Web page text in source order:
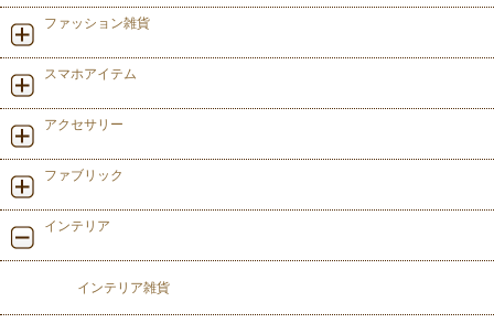
ファッション雑貨
スマホアイテム
アクセサリー
ファブリック
インテリア
インテリア雑貨